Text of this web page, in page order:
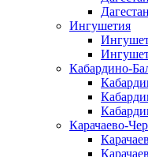
Ингушетия
Кабардино-
Карачаево-